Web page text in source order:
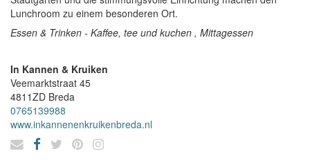
Lunchroom zu einem besonderen Ort.
Essen & Trinken - Kaffee, tee und kuchen , Mittagessen
In Kannen & Kruiken
Veemarktstraat 45
4811ZD Breda
0765139988
www.inkannenenkruikenbreda.nl